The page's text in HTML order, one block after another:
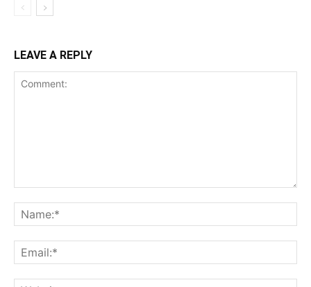
LEAVE A REPLY